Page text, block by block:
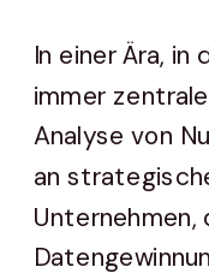
In einer Ära,
immer
Analyse von
an